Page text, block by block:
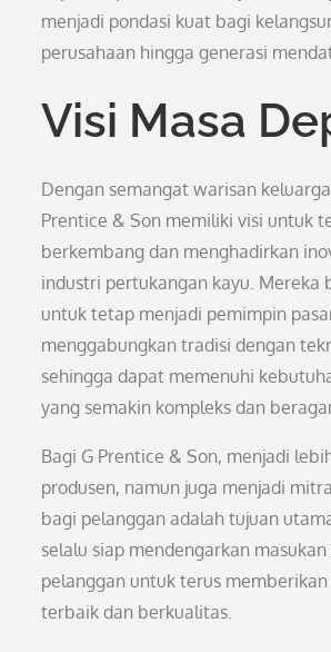
menjadi pondasi kuat bagi
perusahaan hingga generasi
Visi Masa
Dengan semangat warisan
Prentice & Son memiliki visi untuk
berkembang dan menghadirkan
industri pertukangan kayu. Mereka
untuk tetap menjadi pemimpin
menggabungkan tradisi dengan
sehingga dapat memenuhi
yang semakin kompleks dan
Bagi G Prentice & Son, menjadi
produsen, namun juga menjadi
bagi pelanggan adalah tujuan
selalu siap mendengarkan
pelanggan untuk terus memberikan
terbaik dan berkualitas.